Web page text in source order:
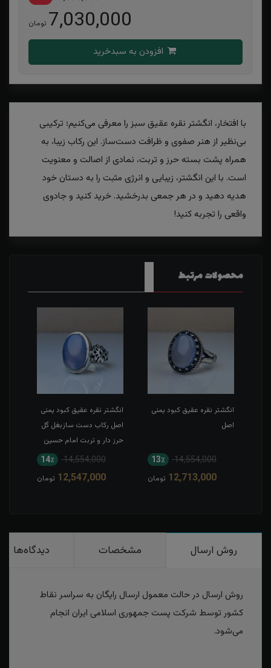
7,030,000 تومان
با افتخار، انگشتر نقره عقیق سبز را معرفی می‌کنیم؛ ترکیبی
بی‌نظیر از هنر صفوی و ظرافت دست‌ساز. این رکاب زیبا، به
همراه پشت بسته حرز و تربت، نمادی از اصالت و معنویت
است. با این انگشتر، زیبایی و انرژی مثبت را به دستان خود
هدیه دهید و در هر جمعی بدرخشید. خرید کنید و جادوی
واقعی را تجربه کنید!
محصولات مرتبط
انگشتر نقره عقیق کبود یمنی
اصل
14,554,000 13٪
12,713,000 تومان
انگشتر نقره عقیق کبود یمنی
اصل رکاب دست سازبغل گل
حرز دار و تربت امام حسین
14,554,000 14٪
12,547,000 تومان
روش ارسال مشخصات دیدگاه‌ها
روش ارسال در حالت معمول ارسال رایگان به سراسر نقاط
کشور توسط شرکت پست جمهوری اسلامی ایران انجام
می‌شود.